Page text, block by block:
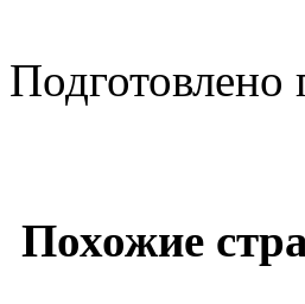
Похожие